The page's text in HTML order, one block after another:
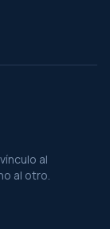
al
al otro.